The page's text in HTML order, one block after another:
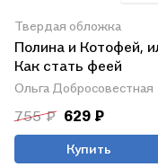
Твердая обложка
Полина и Котофей,
Как стать феей
Ольга Добросовестная
755 ₽ 629 ₽
Купить